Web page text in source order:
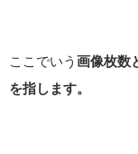
ここでいう 画像枚数
を指します。